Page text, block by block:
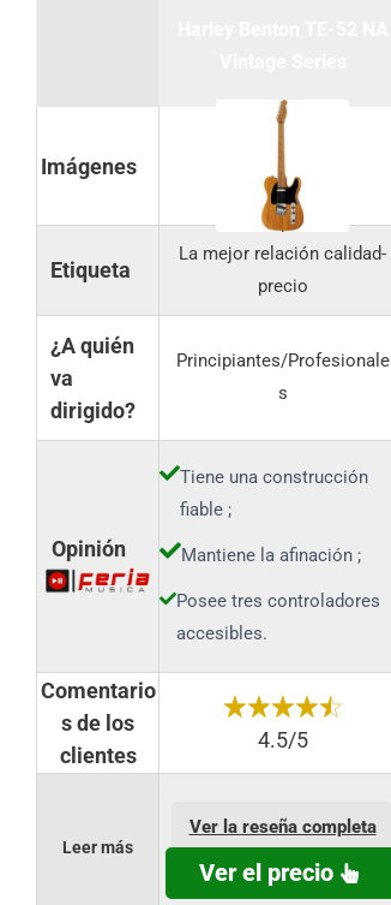
Imágenes
Etiqueta
La mejor relación calidad-
precio
¿A quién
va
dirigido?
Principiantes/Profesionale
s
Opinión
Tiene una construcción
fiable ;
Mantiene la afinación ;
Posee tres controladores
accesibles.
Comentario
s de los
clientes
4.5/5
Leer más
Ver la reseña completa
Ver el precio